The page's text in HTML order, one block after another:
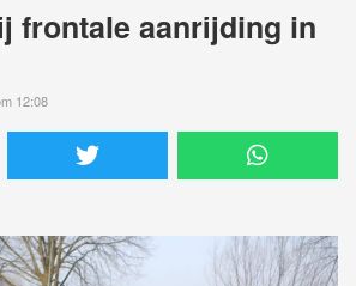
frontale aanrijding in
12:08